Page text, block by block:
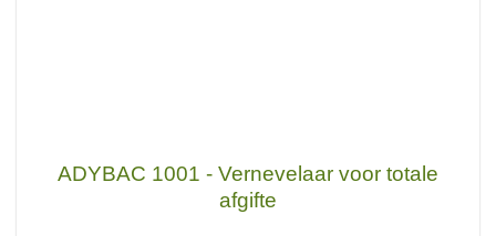
ADYBAC 1001 - Vernevelaar voor totale
afgifte